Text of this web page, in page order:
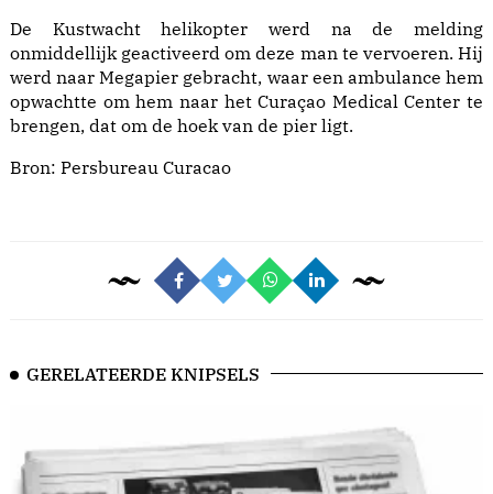
De Kustwacht helikopter werd na de melding
onmiddellijk geactiveerd om deze man te vervoeren. Hij
werd naar Megapier gebracht, waar een ambulance hem
opwachtte om hem naar het Curaçao Medical Center te
brengen, dat om de hoek van de pier ligt.
Bron: Persbureau Curacao
GERELATEERDE KNIPSELS